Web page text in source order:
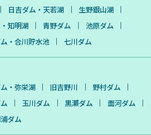
日吉ダム・天若湖
生野銀山湖
知明湖 青野ダム
池原ダム
・合川貯水池 七川ダム
・弥栄湖 旧吉野川
野村ダム
玉川ダム 黒瀬ダム
面河ダム
ダム